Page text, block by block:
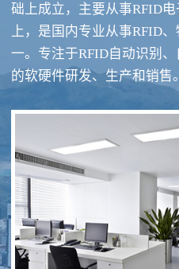
RFID酒类防伪系统方案
础上成立，主要从事RFID
上，是国内专业从事RFID
一。专注于RFID自动识别
的软硬件研发、生产和销售